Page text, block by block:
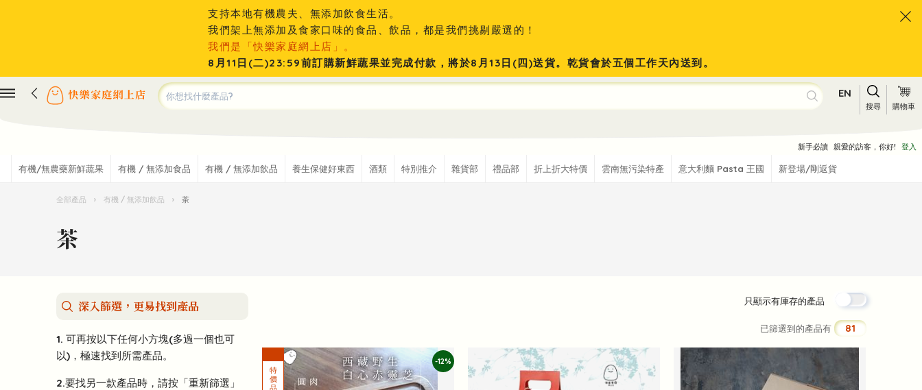
支持本地有機農夫、無添加飲食生活。
我們架上無添加及食家口味的食品、飲品，都是我們挑剔嚴選的！
我們是「快樂家庭網上店」。
8月11日(二)23:59前訂購新鮮蔬果並完成付款，將於8月13日(四)送貨。乾貨會於五個工作天內送到。
EN
搜尋 購物車
新手必讀 親愛的訪客，你好! 登入
有機/無農藥新鮮蔬果 有機 / 無添加食品 有機 / 無添加飲品 養生保健好東西 酒類 特別推介 雜貨部 禮品部 折上折大特價 雲南無污染特產 意大利麵 Pasta 王國 新登場/剛返貨
全部產品 › 有機 / 無添加飲品 › 茶
茶
深入篩選，更易找到產品
1. 可再按以下任何小方塊(多過一個也可
以)，極速找到所需產品。
2.要找另一款產品時，請按「重新篩選」
只顯示有厙存的產品
已篩選到的產品有 81
-12%